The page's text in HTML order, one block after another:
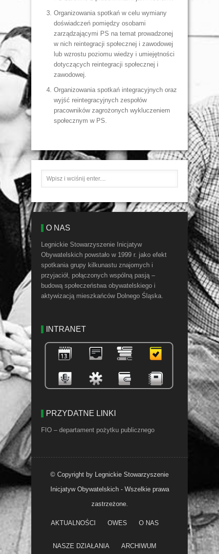
Organizowania spotkań w celu wymiany
doświadczeń pomiędzy osobami
zarządzającymi PS na temat prowadzonej
w nich reintegracji społecznej i zawodowej
lub wzrostu poziomu wiedzy i umiejętności
dotyczących reintegracji społecznej i
zawodowej.
Organizowania spotkań integracyjnych oraz
wyjść reintegracyjnych zespołów
pracowników zagrożonych wykluczeniem
społecznym w PS.
O NAS
Legnickie Stowarzyszenie Inicjatyw
Obywatelskich powstało w 1999 r. jako efekt
spotkania grupy kilkunastu znajomych i
przyjaciół, połączonych wspólną pasją –
budową społeczeństwa obywatelskiego i
aktywizacją mieszkańców Dolnego Śląska.
INTRANET
PRZYDATNE LINKI
FIO – departament pożytku publicznego
© Copyright by Legnickie Stowarzyszenie
Inicjatyw Obywatelskich - Wszelkie prawa
zastrzeżone.
AKTUALNOŚCI OWES O NAS
NASZE DZIAŁANIA ARCHIWUM